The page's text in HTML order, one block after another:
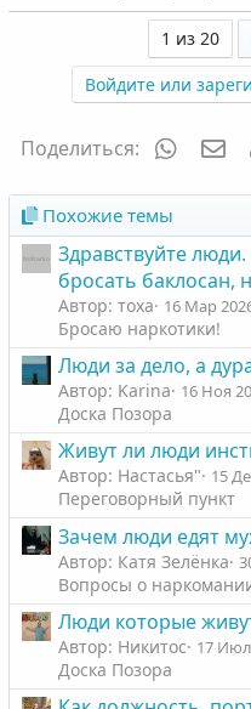
1 из 20
Войдите или
Поделиться:
Похожие темы
Здравствуйте
бросать баклосан,
Автор: тоха 16 Мар
Бросаю наркотики!
Люди за дело, а
Автор: Karinа 16 Ноя
Доска Позора
Живут ли люди
Автор: Настасья" 15
Переговорный пункт
Зачем люди едят
Автор: Катя Зелёнка
Вопросы о
Люди которые
Автор: Никитос 17
Доска Позора